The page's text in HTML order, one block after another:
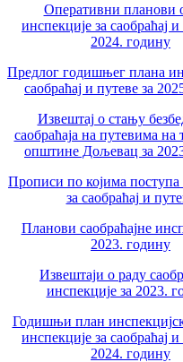
Оперативни планови
инспекције за саобраћај и
2024. годину
Предлог годишњег плана
саобраћај и путеве за
Извештај о стању
саобраћаја на путевима на
општине Дољевац за
Прописи по којима поступа
за саобраћај и
Планови саобраћајне
2023. годину
Извештаји о раду
инспекције за 2023.
Годишњи план
инспекције за саобраћај и
2024. годину